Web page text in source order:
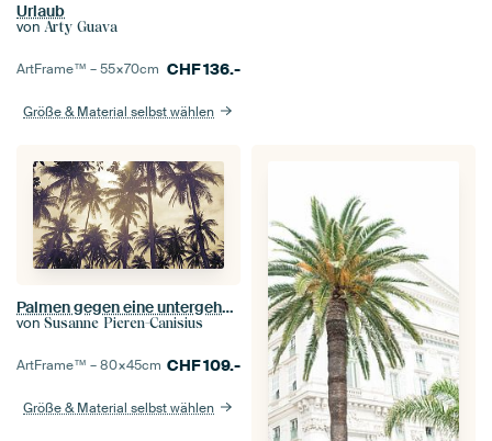
Urlaub
von Arty Guava
ArtFrame™ –55×70cm CHF136.-
Größe & Material selbst wählen
Palmen gegen eine untergehende Sonne
von Susanne Pieren-Canisius
ArtFrame™ –80×45cm CHF109.-
Größe & Material selbst wählen